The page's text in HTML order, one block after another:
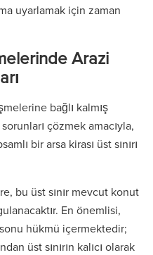
uyarlamak için zaman
Arazi
bağlı kalmış
çözmek amacıyla,
bir arsa kirası üst sınırı
bu üst sınır mevcut konut
En önemlisi,
hükmü içermektedir;
üst sınırın kalıcı olarak